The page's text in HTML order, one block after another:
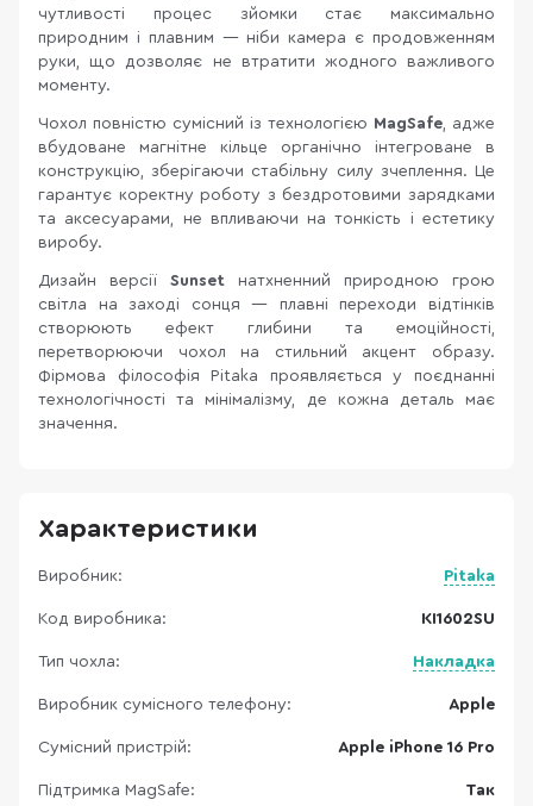
чутливості процес зйомки стає максимально
природним і плавним — ніби камера є продовженням
руки, що дозволяє не втратити жодного важливого
моменту.
Чохол повністю сумісний із технологією MagSafe, адже
вбудоване магнітне кільце органічно інтегроване в
конструкцію, зберігаючи стабільну силу зчеплення. Це
гарантує коректну роботу з бездротовими зарядками
та аксесуарами, не впливаючи на тонкість і естетику
виробу.
Дизайн версії Sunset натхненний природною грою
світла на заході сонця — плавні переходи відтінків
створюють ефект глибини та емоційності,
перетворюючи чохол на стильний акцент образу.
Фірмова філософія Pitaka проявляється у поєднанні
технологічності та мінімалізму, де кожна деталь має
значення.
Характеристики
Виробник: Pitaka
Код виробника: KI1602SU
Тип чохла: Накладка
Виробник сумісного телефону: Apple
Сумісний пристрій: Apple iPhone 16 Pro
Підтримка MagSafe: Так